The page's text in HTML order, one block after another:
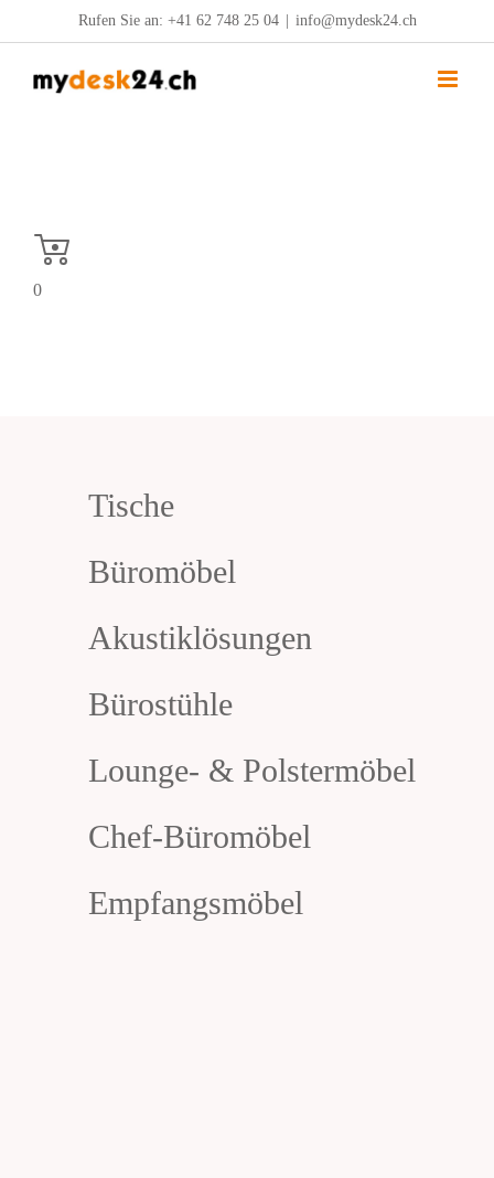
Inhalt
springen
Rufen Sie an: +41 62 748 25 04 info@mydesk24.ch
0
Tische
Büromöbel
Akustiklösungen
Bürostühle
Lounge- & Polstermöbel
Chef-Büromöbel
Empfangsmöbel